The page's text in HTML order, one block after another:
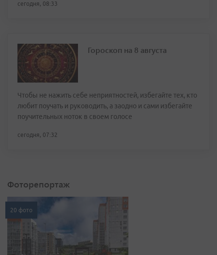
сегодня, 08:33
Гороскоп на 8 августа
Чтобы не нажить себе неприятностей, избегайте тех, кто
любит поучать и руководить, а заодно и сами избегайте
поучительных ноток в своем голосе
сегодня, 07:32
Фоторепортаж
20 фото